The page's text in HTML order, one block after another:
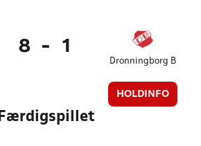
8 - 1
Dronningborg B
HOLDINFO
Færdigspillet